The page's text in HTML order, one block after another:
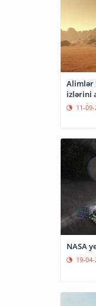
Alimlər
izlərini
11-
NASA
19-